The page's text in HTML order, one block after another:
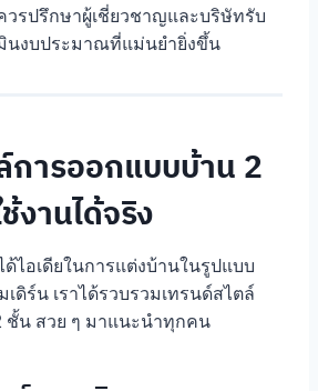
วรปรึกษาผู้เชี่ยวชาญและบริษัทรับ
มินงบประมาณที่แม่นยำยิ่งขึ้น
การออกแบบบ้าน 2
งานได้จริง
ไอเดียในการแต่งบ้านในรูปแบบ
ดิร์น เราได้รวบรวมเทรนด์สไตล์
ชั้น สวย ๆ มาแนะนำทุกคน